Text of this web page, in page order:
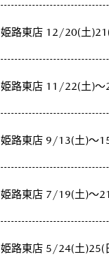
姫路東店 12/20(土
姫路東店 11/22(土)～
姫路東店 9/13(土)～
姫路東店 7/19(土)～
姫路東店 5/24(土)25(